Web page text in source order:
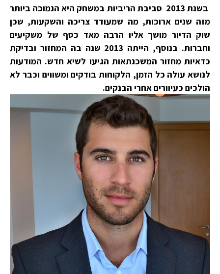
בשנת 2013 סביבת הריביות במשחק היא הנמוכה ביותר
מזה שנים ארוכות, מה שמעודד צריכה והשקעות, שכן
שוק הדיור מושך אליו הרבה מאד כסף של משקיעים
וחברות. בנוסף, הייתה 2013 שנה בה המחזור ובדיקת
כדאיות מחזור המשכנתאות הגיעו לשיא חדש. המודעות
לנושא עולה כל הזמן, הלקוחות בודקים ומשווים וכבר לא
הולכים כעיוורים אחרי הבנקים.